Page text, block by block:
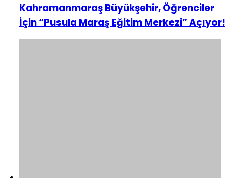
Kahramanmaraş Büyükşehir, Öğrenciler
İçin “Pusula Maraş Eğitim Merkezi” Açıyor!